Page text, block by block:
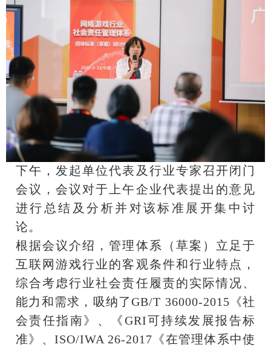
下午，发起单位代表及行业专家召开闭门
会议，会议对于上午企业代表提出的意见
进行总结及分析并对该标准展开集中讨
论。
根据会议介绍，管理体系（草案）立足于
互联网游戏行业的客观条件和行业特点，
综合考虑行业社会责任履责的实际情况、
能力和需求，吸纳了GB/T 36000-2015《社
会责任指南》、《GRI可持续发展报告标
准》、ISO/IWA 26-2017《在管理体系中使